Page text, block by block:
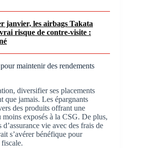
janvier, les airbags Takata
risque de contre-visite :
maintenir des rendements
diversifier ses placements
que jamais. Les épargnants
des produits offrant une
exposés à la CSG. De plus,
vie avec des frais de
s’avérer bénéfique pour